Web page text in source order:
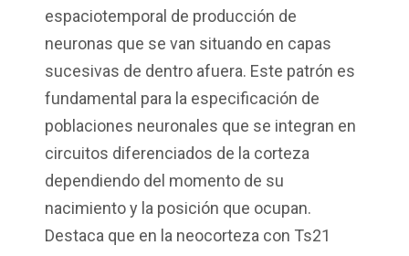
espaciotemporal de producción de
neuronas que se van situando en capas
sucesivas de dentro afuera. Este patrón es
fundamental para la especificación de
poblaciones neuronales que se integran en
circuitos diferenciados de la corteza
dependiendo del momento de su
nacimiento y la posición que ocupan.
Destaca que en la neocorteza con Ts21